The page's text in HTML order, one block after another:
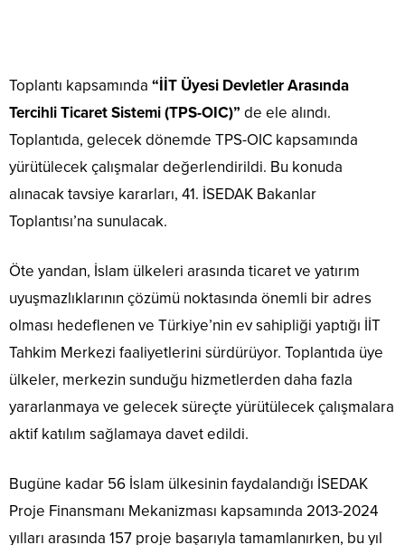
Toplantı kapsamında “İİT Üyesi Devletler Arasında
Tercihli Ticaret Sistemi (TPS-OIC)” de ele alındı.
Toplantıda, gelecek dönemde TPS-OIC kapsamında
yürütülecek çalışmalar değerlendirildi. Bu konuda
alınacak tavsiye kararları, 41. İSEDAK Bakanlar
Toplantısı’na sunulacak.
Öte yandan, İslam ülkeleri arasında ticaret ve yatırım
uyuşmazlıklarının çözümü noktasında önemli bir adres
olması hedeflenen ve Türkiye’nin ev sahipliği yaptığı İİT
Tahkim Merkezi faaliyetlerini sürdürüyor. Toplantıda üye
ülkeler, merkezin sunduğu hizmetlerden daha fazla
yararlanmaya ve gelecek süreçte yürütülecek çalışmalara
aktif katılım sağlamaya davet edildi.
Bugüne kadar 56 İslam ülkesinin faydalandığı İSEDAK
Proje Finansmanı Mekanizması kapsamında 2013-2024
yılları arasında 157 proje başarıyla tamamlanırken, bu yıl